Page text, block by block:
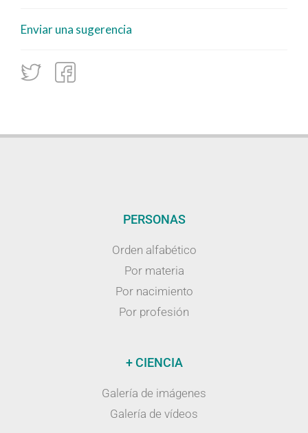
Enviar una sugerencia
PERSONAS
Orden alfabético
Por materia
Por nacimiento
Por profesión
+ CIENCIA
Galería de imágenes
Galería de vídeos